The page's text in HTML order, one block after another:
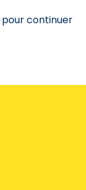
pour continuer